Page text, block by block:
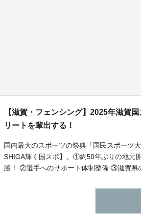
【滋賀・フェンシング】2025年滋賀
リートを輩出する！
国内最大のスポーツの祭典「国民スポーツ
SHIGA輝く国スポ】。①約50年ぶりの地元
勝！ ②選手へのサポート体制整備 ③滋賀県